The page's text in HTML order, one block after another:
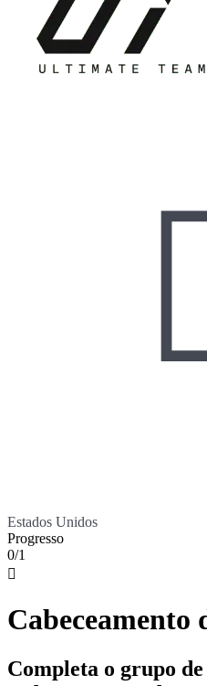
Estados Unidos
Progresso
0/1

Cabeceamento
Completa o grupo